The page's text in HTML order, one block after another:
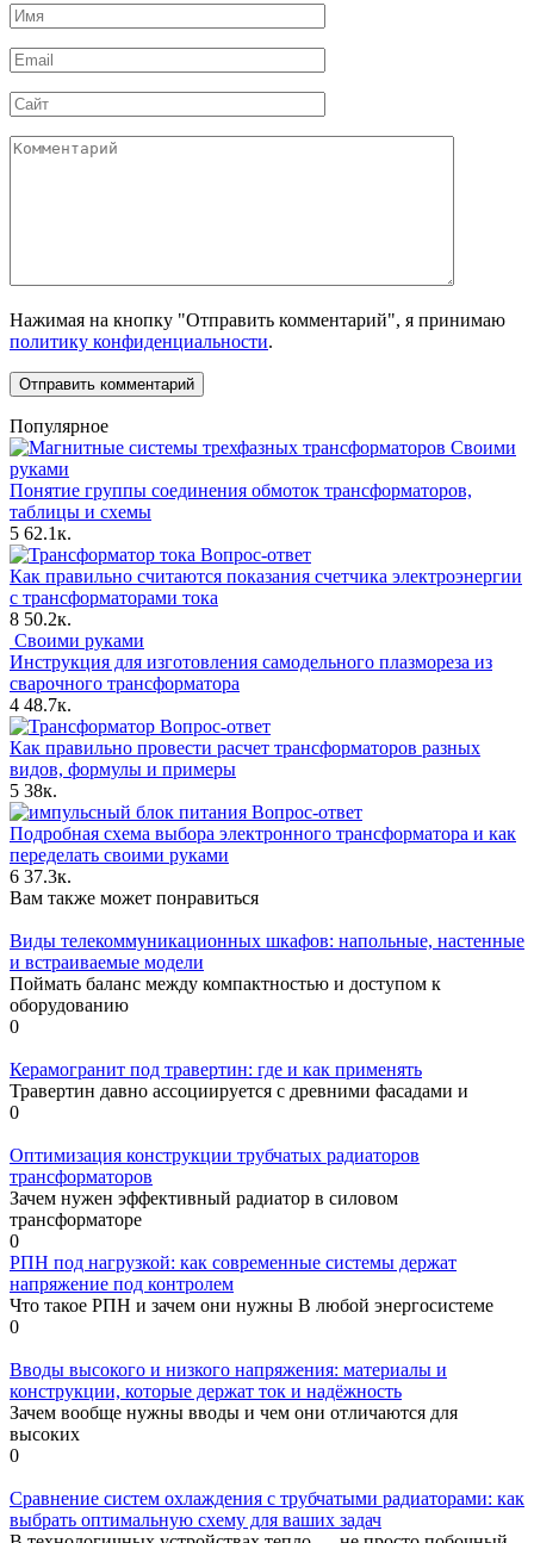
Имя
*
Email
*
Сайт
Комментарий
Нажимая на кнопку "Отправить комментарий", я принимаю
политику конфиденциальности.
Популярное
Своими
руками
Понятие группы соединения обмоток трансформаторов,
таблицы и схемы
5 62.1к.
Вопрос-ответ
Как правильно считаются показания счетчика электроэнергии
с трансформаторами тока
8 50.2к.
Своими руками
Инструкция для изготовления самодельного плазмореза из
сварочного трансформатора
4 48.7к.
Вопрос-ответ
Как правильно провести расчет трансформаторов разных
видов, формулы и примеры
5 38к.
Вопрос-ответ
Подробная схема выбора электронного трансформатора и как
переделать своими руками
6 37.3к.
Вам также может понравиться
Виды телекоммуникационных шкафов: напольные, настенные
и встраиваемые модели
Поймать баланс между компактностью и доступом к
оборудованию
0
Керамогранит под травертин: где и как применять
Травертин давно ассоциируется с древними фасадами и
0
Оптимизация конструкции трубчатых радиаторов
трансформаторов
Зачем нужен эффективный радиатор в силовом
трансформаторе
0
РПН под нагрузкой: как современные системы держат
напряжение под контролем
Что такое РПН и зачем они нужны В любой энергосистеме
0
Вводы высокого и низкого напряжения: материалы и
конструкции, которые держат ток и надёжность
Зачем вообще нужны вводы и чем они отличаются для
высоких
0
Сравнение систем охлаждения с трубчатыми радиаторами: как
выбрать оптимальную схему для ваших задач